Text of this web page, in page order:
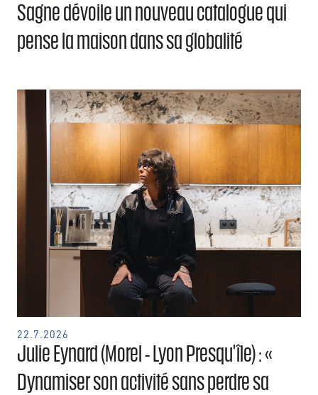
Sagne dévoile un nouveau catalogue qui
pense la maison dans sa globalité
22.7.2026
Julie Eynard (Morel - Lyon Presqu'île) : «
Dynamiser son activité sans perdre sa